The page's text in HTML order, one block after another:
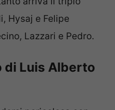
Hysaj e Felipe
Lazzari e Pedro.
di Luis Alberto